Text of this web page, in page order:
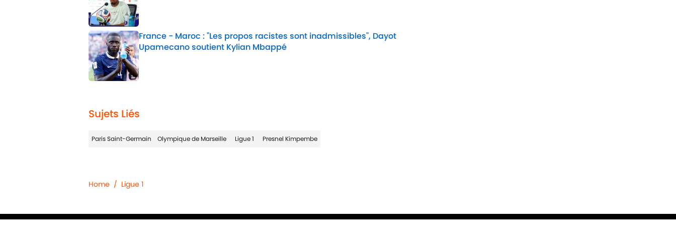
France - Maroc : "Les propos racistes sont inadmissibles", Dayot
Upamecano soutient Kylian Mbappé
Published by on Invalid Date
Sujets Liés
Paris Saint-Germain Olympique de Marseille Ligue 1 Presnel Kimpembe
Home / Ligue 1